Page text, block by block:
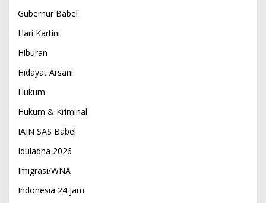
Gubernur Babel
Hari Kartini
Hiburan
Hidayat Arsani
Hukum
Hukum & Kriminal
IAIN SAS Babel
Iduladha 2026
Imigrasi/WNA
Indonesia 24 jam